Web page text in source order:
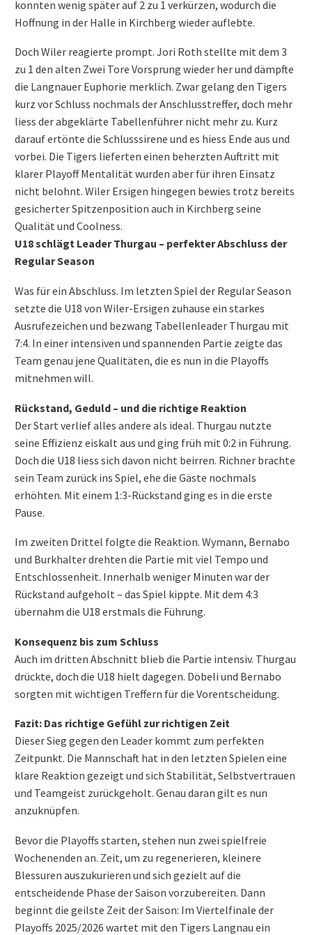
konnten wenig später auf 2 zu 1 verkürzen, wodurch die
Hoffnung in der Halle in Kirchberg wieder auflebte.
Doch Wiler reagierte prompt. Jori Roth stellte mit dem 3
zu 1 den alten Zwei Tore Vorsprung wieder her und dämpfte
die Langnauer Euphorie merklich. Zwar gelang den Tigers
kurz vor Schluss nochmals der Anschlusstreffer, doch mehr
liess der abgeklärte Tabellenführer nicht mehr zu. Kurz
darauf ertönte die Schlusssirene und es hiess Ende aus und
vorbei. Die Tigers lieferten einen beherzten Auftritt mit
klarer Playoff Mentalität wurden aber für ihren Einsatz
nicht belohnt. Wiler Ersigen hingegen bewies trotz bereits
gesicherter Spitzenposition auch in Kirchberg seine
Qualität und Coolness.
U18 schlägt Leader Thurgau – perfekter Abschluss der
Regular Season
Was für ein Abschluss. Im letzten Spiel der Regular Season
setzte die U18 von Wiler-Ersigen zuhause ein starkes
Ausrufezeichen und bezwang Tabellenleader Thurgau mit
7:4. In einer intensiven und spannenden Partie zeigte das
Team genau jene Qualitäten, die es nun in die Playoffs
mitnehmen will.
Rückstand, Geduld – und die richtige Reaktion
Der Start verlief alles andere als ideal. Thurgau nutzte
seine Effizienz eiskalt aus und ging früh mit 0:2 in Führung.
Doch die U18 liess sich davon nicht beirren. Richner brachte
sein Team zurück ins Spiel, ehe die Gäste nochmals
erhöhten. Mit einem 1:3-Rückstand ging es in die erste
Pause.
Im zweiten Drittel folgte die Reaktion. Wymann, Bernabo
und Burkhalter drehten die Partie mit viel Tempo und
Entschlossenheit. Innerhalb weniger Minuten war der
Rückstand aufgeholt – das Spiel kippte. Mit dem 4:3
übernahm die U18 erstmals die Führung.
Konsequenz bis zum Schluss
Auch im dritten Abschnitt blieb die Partie intensiv. Thurgau
drückte, doch die U18 hielt dagegen. Döbeli und Bernabo
sorgten mit wichtigen Treffern für die Vorentscheidung.
Fazit: Das richtige Gefühl zur richtigen Zeit
Dieser Sieg gegen den Leader kommt zum perfekten
Zeitpunkt. Die Mannschaft hat in den letzten Spielen eine
klare Reaktion gezeigt und sich Stabilität, Selbstvertrauen
und Teamgeist zurückgeholt. Genau daran gilt es nun
anzuknüpfen.
Bevor die Playoffs starten, stehen nun zwei spielfreie
Wochenenden an. Zeit, um zu regenerieren, kleinere
Blessuren auszukurieren und sich gezielt auf die
entscheidende Phase der Saison vorzubereiten. Dann
beginnt die geilste Zeit der Saison: Im Viertelfinale der
Playoffs 2025/2026 wartet mit den Tigers Langnau ein